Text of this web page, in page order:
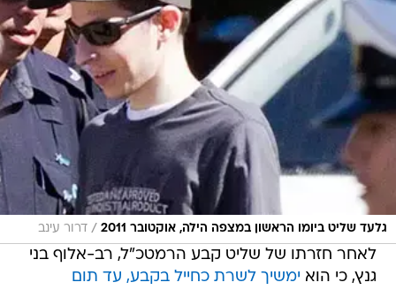
גלעד שליט ביומו הראשון במצפה הילה, אוקטובר 2011 / דרור עינב
לאחר חזרתו של שליט קבע הרמטכ"ל, רב-אלוף בני
גנץ, כי הוא ימשיך לשרת כחייל בקבע, עד תום